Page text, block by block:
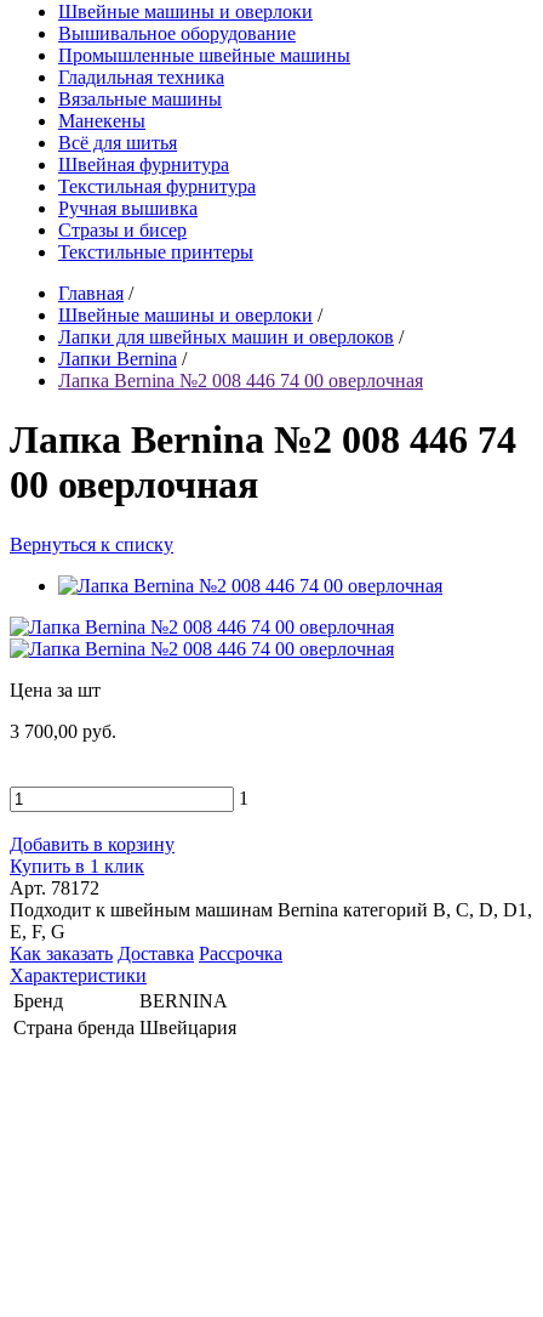
Швейные машины и оверлоки
Вышивальное оборудование
Промышленные швейные машины
Гладильная техника
Вязальные машины
Манекены
Всё для шитья
Швейная фурнитура
Текстильная фурнитура
Ручная вышивка
Стразы и бисер
Текстильные принтеры
Главная /
Швейные машины и оверлоки /
Лапки для швейных машин и оверлоков /
Лапки Bernina /
Лапка Bernina №2 008 446 74 00 оверлочная
Лапка Bernina №2 008 446 74
00 оверлочная
Вернуться к списку
Цена за шт
3 700,00 руб.
1
Добавить в корзину
Купить в 1 клик
Арт. 78172
Подходит к швейным машинам Bernina категорий B, C, D, D1,
E, F, G
Как заказать Доставка Рассрочка
Характеристики
Бренд
BERNINA
Страна бренда Швейцария